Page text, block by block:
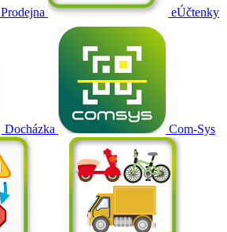
Prodejna eÚčtenky
Docházka Com-Sys